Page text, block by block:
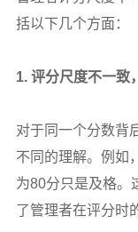
括以下几个方面：
1. 评分尺度不一致
对于同一个分数背
不同的理解。例如
为80分只是及格。
了管理者在评分时